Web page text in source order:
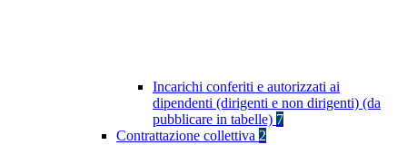
Incarichi conferiti e autorizzati ai
dipendenti (dirigenti e non dirigenti) (da
pubblicare in tabelle) 7
Contrattazione collettiva 2